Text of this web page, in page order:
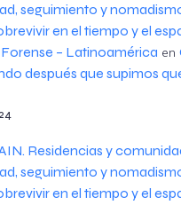
seguimiento y
en el tiempo y el
– Latinoamérica en
después que supimos
Residencias y
seguimiento y
en el tiempo y el